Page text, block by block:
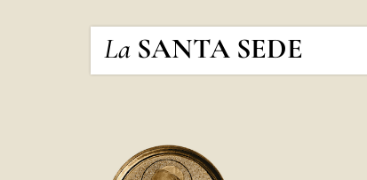
La SANTA SEDE